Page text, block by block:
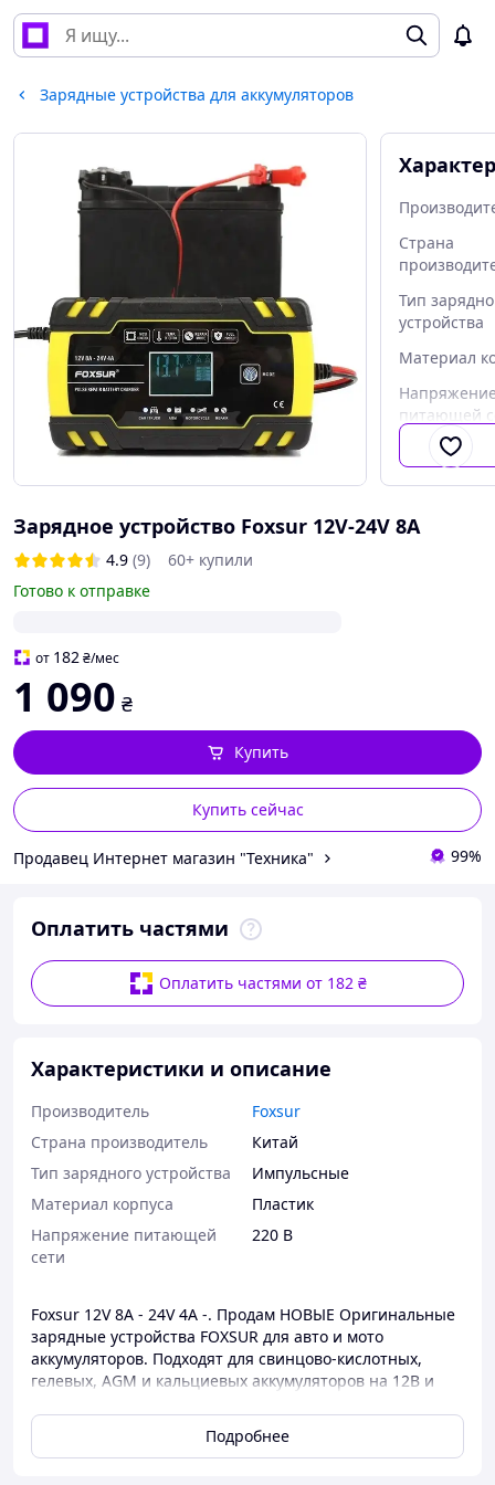
Зарядные устройства для аккумуляторов
Страна
Тип
устройства
Материал
питающей
Зарядное устройство Foxsur 12V-24V 8A
4.9 (9)
60+ купили
Готово к отправке
от 182₴/мес
1 090 ₴
Купить сейчас
Купить
Продавец Интернет магазин "Техника" 99%
Оплатить частями
Оплатить частями от 182 ₴
Характеристики и описание
Производитель
Foxsur
Страна производитель
Китай
Тип зарядного устройства
Импульсные
Материал корпуса
Пластик
Напряжение питающей
сети
220 В
Foxsur 12V 8A - 24V 4A -. Продам НОВЫЕ Оригинальные
зарядные устройства FOXSUR для авто и мото
аккумуляторов. Подходят для свинцово-кислотных,
гелевых, AGM и кальциевых аккумуляторов на 12В и
ток:12V- 8А.24 V 4А.Мощность:130Вт.Имеет
дисплей.Показывают процент заряда, ток, напряжение
Подробнее